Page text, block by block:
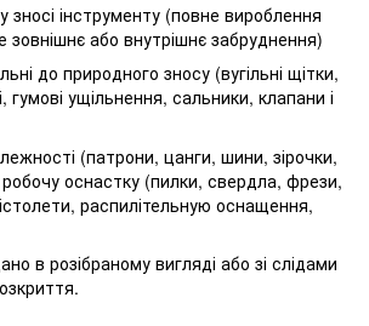
інструменту (повне вироблення
зовнішнє або внутрішнє забруднення)
до природного зносу (вугільні щітки,
гумові ущільнення, сальники, клапани і
(патрони, цанги, шини, зірочки,
робочу оснастку (пилки, свердла, фрези,
распилітельную оснащення,
в розібраному вигляді або зі слідами